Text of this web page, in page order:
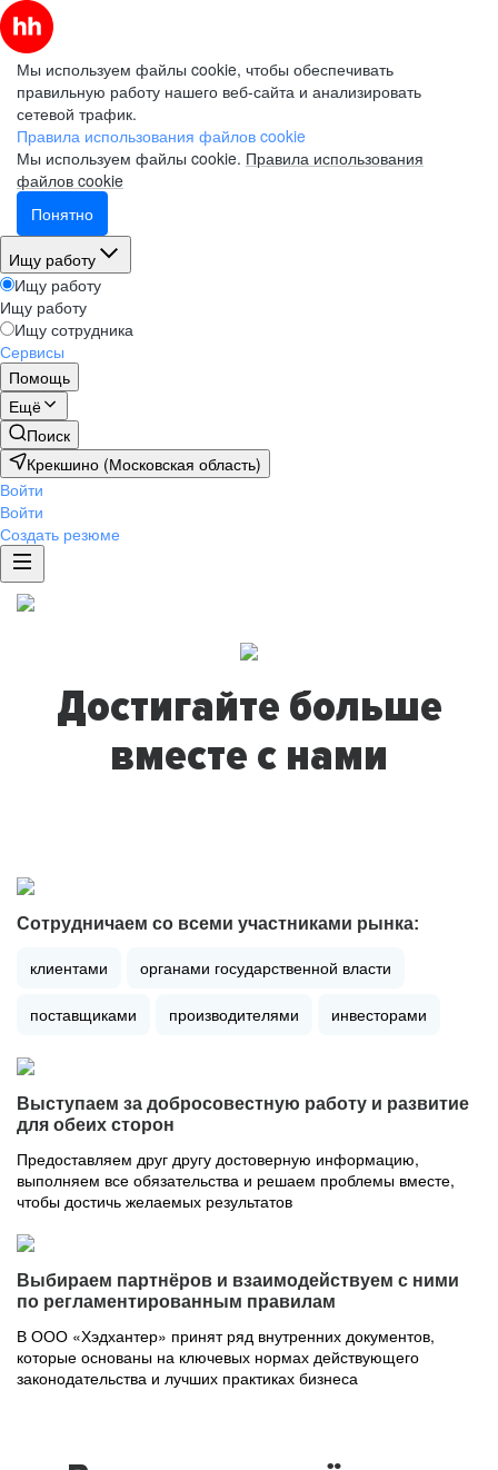
Мы используем файлы cookie, чтобы обеспечивать
правильную работу нашего веб-сайта и анализировать
сетевой трафик.
Правила использования файлов cookie
Мы используем файлы cookie. Правила использования
файлов cookie
Понятно
Ищу работу
Ищу работу
Ищу работу
Ищу сотрудника
Сервисы
Помощь
Ещё
Поиск
Крекшино (Московская область)
Войти
Войти
Создать резюме
Достигайте больше
вместе с нами
Сотрудничаем со всеми участниками рынка:
клиентами органами государственной власти
поставщиками производителями инвесторами
Выступаем за добросовестную работу и развитие
для обеих сторон
Предоставляем друг другу достоверную информацию,
выполняем все обязательства и решаем проблемы вместе,
чтобы достичь желаемых результатов
Выбираем партнёров и взаимодействуем с ними
по регламентированным правилам
В ООО «Хэдхантер» принят ряд внутренних документов,
которые основаны на ключевых нормах действующего
законодательства и лучших практиках бизнеса